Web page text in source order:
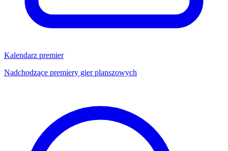
Kalendarz premier
Nadchodzące premiery gier planszowych